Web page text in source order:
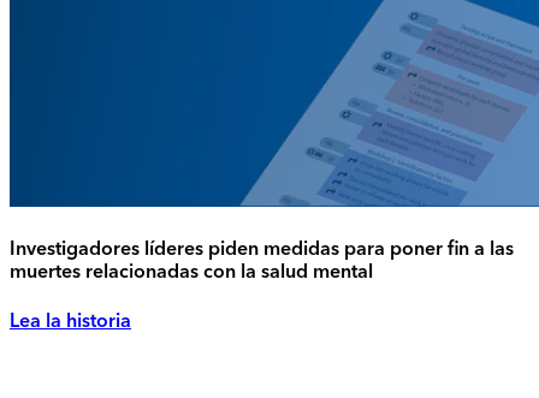
Investigadores líderes piden medidas para poner fin a las
muertes relacionadas con la salud mental
Lea la historia